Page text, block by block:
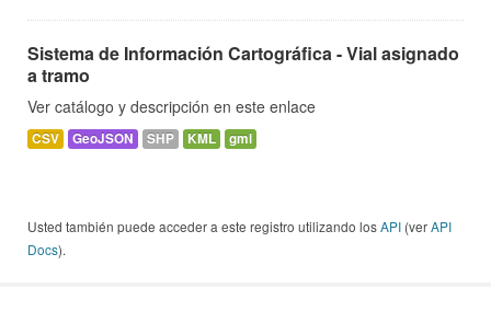
Sistema de Información Cartográfica - Vial asignado
a tramo
Ver catálogo y descripción en este enlace
CSV GeoJSON SHP KML gml
Usted también puede acceder a este registro utilizando losAPI (verAPI
Docs).